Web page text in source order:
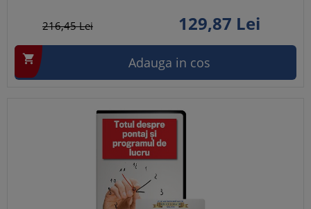
216,45Lei 129,87 Lei
 Adauga in cos